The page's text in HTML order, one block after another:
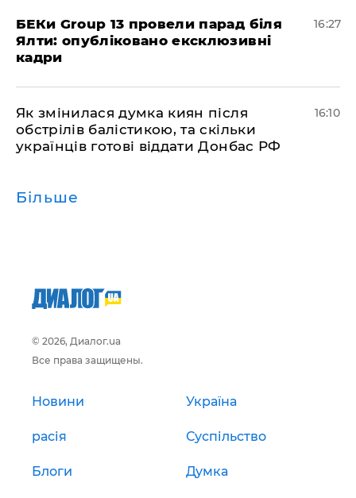
БЕКи Group 13 провели парад біля
Ялти: опубліковано ексклюзивні
кадри
16:27
Як змінилася думка киян після
обстрілів балістикою, та скільки
українців готові віддати Донбас РФ
16:10
Більше
© 2026, Диалог.ua
Все права защищены.
Новини Україна
расія Суспільство
Блоги Думка